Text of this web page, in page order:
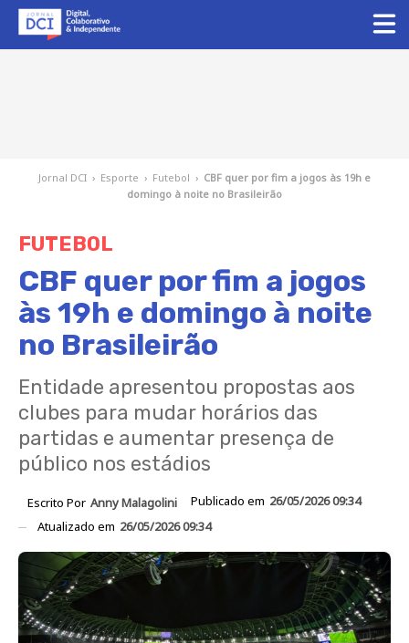
Jornal DCI › Esporte › Futebol › CBF quer por fim a jogos às 19h e
domingo à noite no Brasileirão
FUTEBOL
CBF quer por fim a jogos
às 19h e domingo à noite
no Brasileirão
Entidade apresentou propostas aos
clubes para mudar horários das
partidas e aumentar presença de
público nos estádios
Escrito Por Anny Malagolini Publicado em 26/05/2026 09:34
Atualizado em 26/05/2026 09:34